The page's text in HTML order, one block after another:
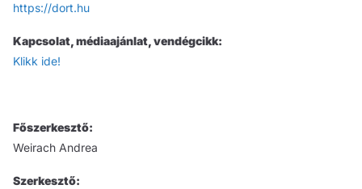
https://dort.hu
Kapcsolat, médiaajánlat, vendégcikk:
Klikk ide!
Főszerkesztő:
Weirach Andrea
Szerkesztő: